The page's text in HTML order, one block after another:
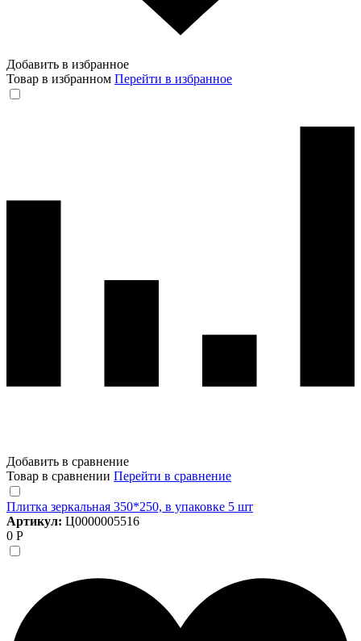
Добавить в избранное
Товар в избранном Перейти в избранное
Добавить в сравнение
Товар в сравнении Перейти в сравнение
Плитка зеркальная 350*250, в упаковке 5 шт
Артикул: Ц0000005516
0 Р